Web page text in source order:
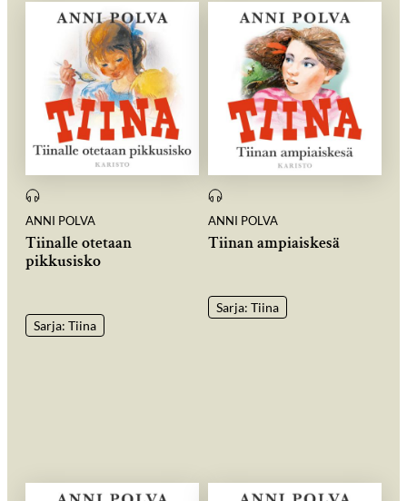
ANNI POLVA
Tiinalle otetaan
pikkusisko
Sarja: Tiina
ANNI POLVA
Tiinan ampiaiskesä
Sarja: Tiina